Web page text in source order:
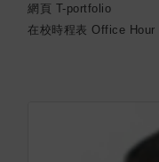
網頁 T-portfolio
在校時程表 Office Hour